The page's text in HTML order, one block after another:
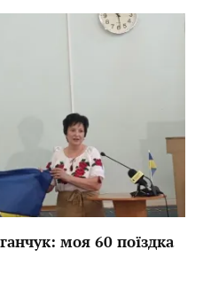
моя 60 поїздка